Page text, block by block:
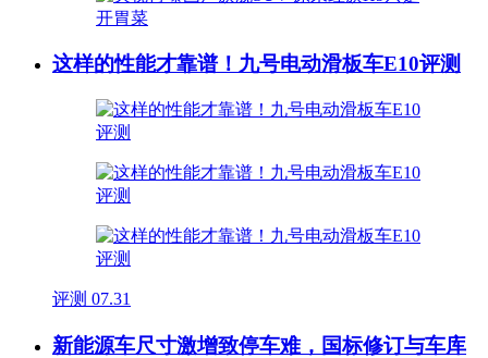
这样的性能才靠谱！九号电动滑板车E10评测
评测 07.31
新能源车尺寸激增致停车难，国标修订与车库